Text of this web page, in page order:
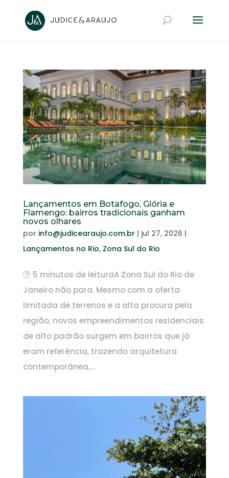
Lançamentos em Botafogo, Glória e
Flamengo: bairros tradicionais ganham
novos olhares
por info@judicearaujo.com.br | jul 27, 2026 |
Lançamentos no Rio, Zona Sul do Rio
🕑 5 minutos de leituraA Zona Sul do Rio de
Janeiro não para. Mesmo com a oferta
limitada de terrenos e a alta procura pela
região, novos empreendimentos residenciais
de alto padrão surgem em bairros que já
eram referência, trazendo arquitetura
contemporânea,...